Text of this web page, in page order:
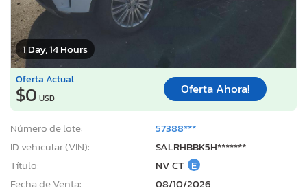
1 Day, 14 Hours
Oferta Actual
$0 USD
Oferta Ahora!
Número de lote:
57388***
ID vehicular (VIN):
SALRHBBK5H*******
Título:
NV CT E
Fecha de Venta:
08/10/2026